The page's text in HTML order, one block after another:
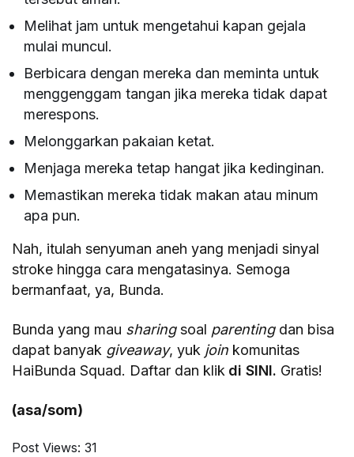
Melihat jam untuk mengetahui kapan gejala
mulai muncul.
Berbicara dengan mereka dan meminta untuk
menggenggam tangan jika mereka tidak dapat
merespons.
Melonggarkan pakaian ketat.
Menjaga mereka tetap hangat jika kedinginan.
Memastikan mereka tidak makan atau minum
apa pun.
Nah, itulah senyuman aneh yang menjadi sinyal
stroke hingga cara mengatasinya. Semoga
bermanfaat, ya, Bunda.
Bunda yang mau sharingsoal parentingdan bisa
dapat banyak giveaway, yuk join komunitas
HaiBunda Squad. Daftar dan klik di SINI. Gratis!
(asa/som)
Post Views: 31